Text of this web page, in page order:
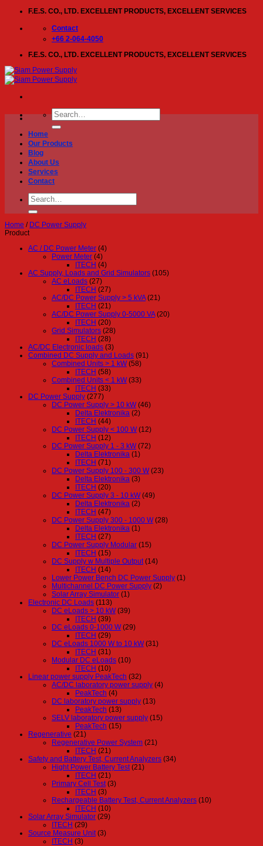
content
F.E.S. CO., LTD. EXCELLENT PRODUCTS, EXCELLENT SERVICES
Contact
+66 2-064-4050
F.E.S. CO., LTD. EXCELLENT PRODUCTS, EXCELLENT SERVICES
Search
for:
Home
Our Products
Blog
About Us
Services
Contact
Search
for:
Home / DC Power Supply
Product
AC / DC Power Meter (4)
Power Meter (4)
ITECH (4)
AC Supply, Loads and Grid Simulators (105)
AC eLoads (27)
ITECH (27)
AC/DC Power Supply > 5 kVA (21)
ITECH (21)
AC/DC Power Supply 0-5000 VA (20)
ITECH (20)
Grid Simulators (28)
ITECH (28)
AC/DC Electronic loads (3)
Combined DC Supply and Loads (91)
Combined Units > 1 kW (58)
ITECH (58)
Combined Units < 1 kW (33)
ITECH (33)
DC Power Supply (277)
DC Power Supply > 10 kW (46)
Delta Elektronika (2)
ITECH (44)
DC Power Supply < 100 W (12)
ITECH (12)
DC Power Supply 1 - 3 kW (72)
Delta Elektronika (1)
ITECH (71)
DC Power Supply 100 - 300 W (23)
Delta Elektronika (3)
ITECH (20)
DC Power Supply 3 - 10 kW (49)
Delta Elektronika (2)
ITECH (47)
DC Power Supply 300 - 1000 W (28)
Delta Elektronika (1)
ITECH (27)
DC Power Supply Modular (15)
ITECH (15)
DC Supply w Multiple Output (14)
ITECH (14)
Lower Power Bench DC Power Supply (1)
Multichannel DC Power Supply (2)
Solar Array Simulator (1)
Electronic DC Loads (113)
DC eLoads > 10 kW (39)
ITECH (39)
DC eLoads 0-1000 W (29)
ITECH (29)
DC eLoads 1000 W to 10 kW (31)
ITECH (31)
Modular DC eLoads (10)
ITECH (10)
Linear power supply PeakTech (32)
AC/DC laboratory power supply (4)
PeakTech (4)
DC laboratory power supply (13)
PeakTech (13)
SELV laboratory power supply (15)
PeakTech (15)
Regenerative (21)
Regenerative Power System (21)
ITECH (21)
Safety and Battery Test, Current Analyzers (34)
Hight Power Battery Test (21)
ITECH (21)
Primary Cell Test (3)
ITECH (3)
Rechargeable Battery Test, Current Analyzers (10)
ITECH (10)
Solar Array Simulator (29)
ITECH (29)
Source Measure Unit (3)
ITECH (3)